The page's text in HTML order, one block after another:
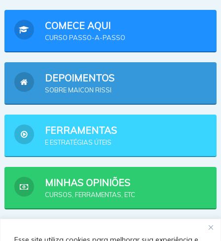
COMECE AQUI
CURSO PASSO-A-PASSO
DEPOIMENTOS
SOBRE MAICON RISSI
FERRAMENTAS
E ESTRATÉGIAS ÚTEIS
MINHAS OPINIÕES
CURSOS, FERRAMENTAS, ETC
AFILIADOS